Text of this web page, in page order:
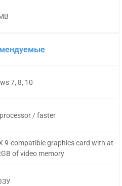
7, 8, 10
/ faster
9-compatible graphics card with at
of video memory